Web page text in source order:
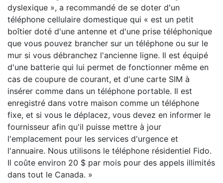
dyslexique », a recommandé de se doter d'un
téléphone cellulaire domestique qui « est un petit
boîtier doté d'une antenne et d'une prise téléphonique
que vous pouvez brancher sur un téléphone ou sur le
mur si vous débranchez l'ancienne ligne. Il est équipé
d'une batterie qui lui permet de fonctionner même en
cas de coupure de courant, et d'une carte SIM à
insérer comme dans un téléphone portable. Il est
enregistré dans votre maison comme un téléphone
fixe, et si vous le déplacez, vous devez en informer le
fournisseur afin qu'il puisse mettre à jour
l'emplacement pour les services d'urgence et
l'annuaire. Nous utilisons le téléphone résidentiel Fido.
Il coûte environ 20 $ par mois pour des appels illimités
dans tout le Canada. »